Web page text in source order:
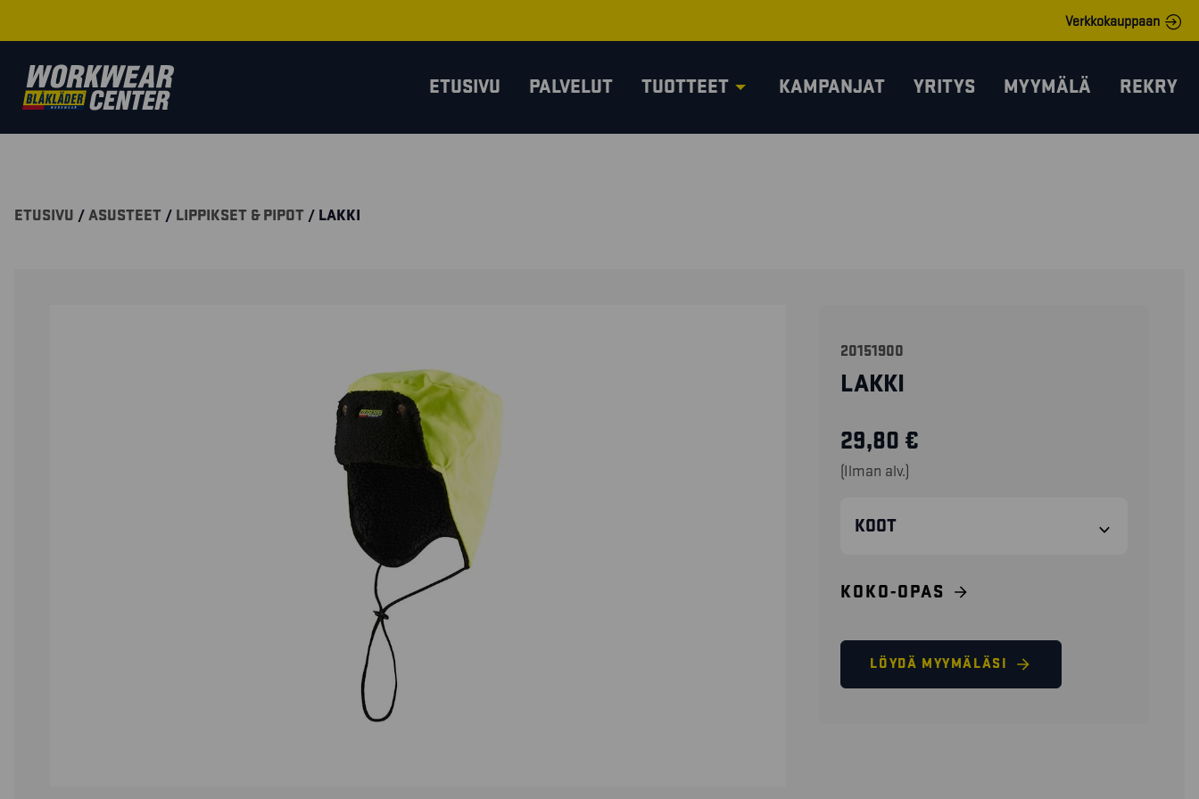
Verkkokauppaan
ETUSIVU PALVELUT TUOTTEET KAMPANJAT YRITYS MYYMÄLÄ REKRY
ETUSIVU /ASUSTEET / LIPPIKSET & PIPOT / LAKKI
20151900
LAKKI
29,80 €
(Ilman alv.)
KOOT
KOKO-OPAS
LÖYDÄ MYYMÄLÄSI